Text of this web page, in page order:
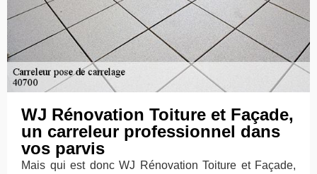
WJ Rénovation Toiture et Façade,
un carreleur professionnel dans
vos parvis
Mais qui est donc WJ Rénovation Toiture et Façade,